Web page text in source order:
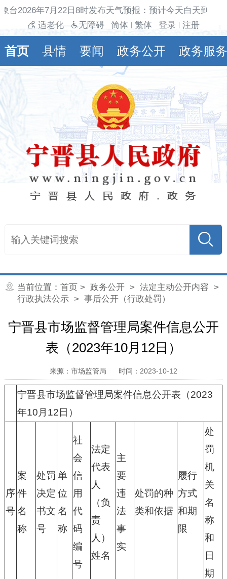
台2026年7月22日8时发布天气预报：预计今天白天到夜
适老化
无障碍 简体 繁体 登录 注册
首页 县情 要闻 政务公开 政务服务
当前位置： 首页 > 政务公开> 法定主动公开内容 >
行政执法公示> 事后公开（行政处罚）
宁晋县市场监督管理局案件信息公开
表（2023年10月12日）
来源：市场监管局 时间：2023-10-12
宁晋县市场监督管理局案件信息公开表（2023
年10月12日）
序
号
案
件
名
称
处罚
决定
书文
号
单
位
名
称
社
会
信
用
代
码
编
号
法定
代表
人
（负
责
人）
姓名
主
要
违
法
事
实
处罚的种
类和依据
履行
方式
和期
限
处
罚
机
关
名
称
和
日
期